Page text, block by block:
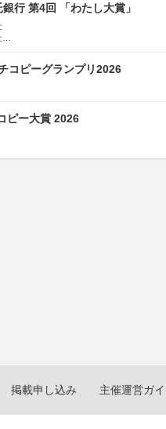
行 第4回 「わたし大賞」
コピーグランプリ2026
ピー大賞 2026
掲載申し込み 主催運営ガイ